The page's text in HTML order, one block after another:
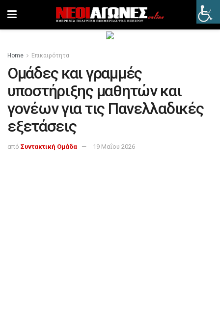
Home Επικαιρότητα
Ομάδες και γραμμές
υποστήριξης μαθητών και
γονέων για τις Πανελλαδικές
εξετάσεις
από Συντακτική Ομάδα 19 Μαΐου 2026